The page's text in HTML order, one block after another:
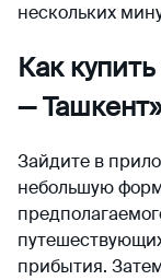
нескольких
Как
—
Зайдите в
небольшую
прибытия.